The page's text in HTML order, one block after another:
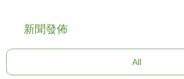
這
新聞發佈
All